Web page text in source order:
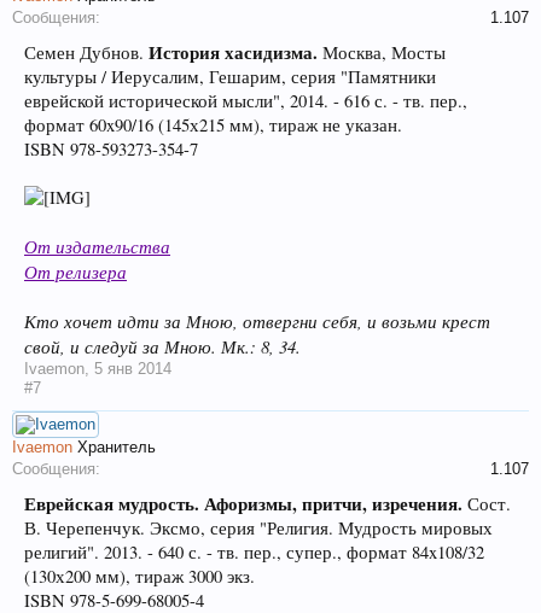
Сообщения:
1.107
Семен Дубнов. История хасидизма. Москва, Мосты
культуры / Иерусалим, Гешарим, серия "Памятники
еврейской исторической мысли", 2014. - 616 с. - тв. пер.,
формат 60x90/16 (145х215 мм), тираж не указан.
ISBN 978-593273-354-7
От издательства
От релизера
Кто хочет идти за Мною, отвергни себя, и возьми крест
свой, и следуй за Мною. Мк.: 8, 34.
Ivaemon, 5 янв 2014
#7
Ivaemon Хранитель
Сообщения:
1.107
Еврейская мудрость. Афоризмы, притчи, изречения. Сост.
В. Черепенчук. Эксмо, серия "Религия. Мудрость мировых
религий". 2013. - 640 с. - тв. пер., супер., формат 84x108/32
(130х200 мм), тираж 3000 экз.
ISBN 978-5-699-68005-4